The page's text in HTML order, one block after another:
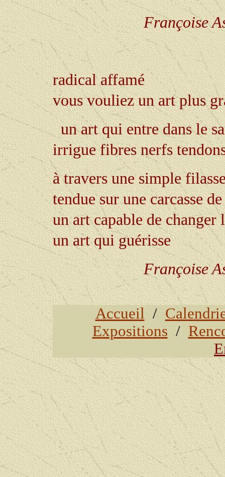
Françoise
radical affamé
vous vouliez un art plus
un art qui entre dans le
irrigue fibres nerfs
à travers une simple
tendue sur une carcasse
un art capable de changer
un art qui guérisse
Françoise
Accueil /
Expositions /